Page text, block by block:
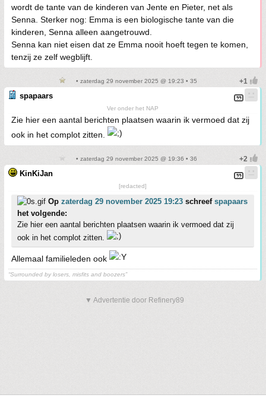
wordt de tante van de kinderen van Jente en Pieter, net als
Senna. Sterker nog: Emma is een biologische tante van die
kinderen, Senna alleen aangetrouwd.
Senna kan niet eisen dat ze Emma nooit hoeft tegen te komen,
tenzij ze zelf wegblijft.
• zaterdag 29 november 2025 @ 19:23 • 35
spapaars
Ver onder het NAP
Zie hier een aantal berichten plaatsen waarin ik vermoed dat zij
ook in het complot zitten.
• zaterdag 29 november 2025 @ 19:36 • 36
KinKiJan
[redacted]
Op zaterdag 29 november 2025 19:23 schreef spapaars
het volgende:
Zie hier een aantal berichten plaatsen waarin ik vermoed dat zij
ook in het complot zitten.
Allemaal familieleden ook
“Surrounded by losers, misfits and boozers”
▼ Advertentie door Refinery89